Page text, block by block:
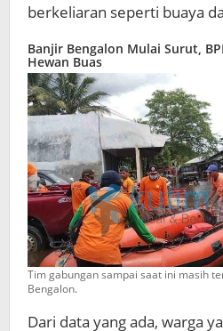
berkeliaran seperti buaya
Banjir Bengalon Mulai Surut,
Hewan Buas
Tim gabungan sampai saat ini masih
Bengalon.
Dari data yang ada, warga